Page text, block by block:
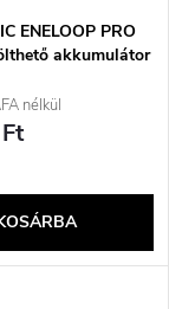
ENELOOP PRO
akkumulátor
nélkül